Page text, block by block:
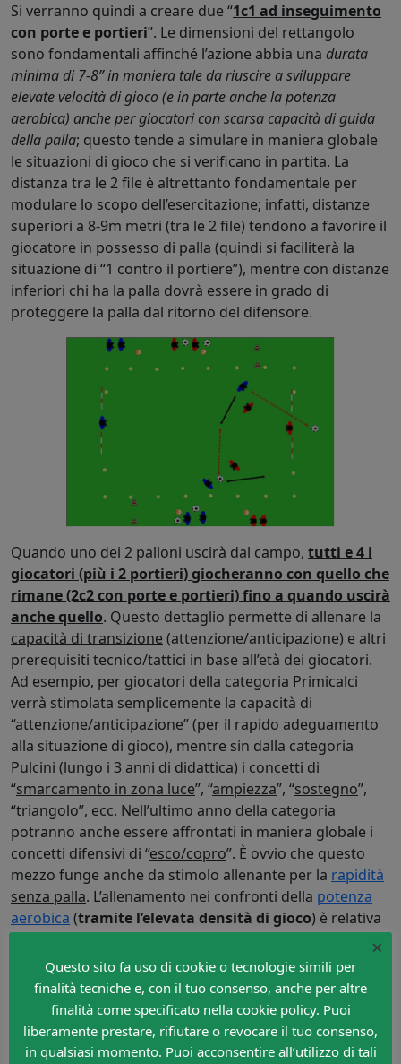
Si verranno quindi a creare due “1c1 ad inseguimento
con porte e portieri”. Le dimensioni del rettangolo
sono fondamentali affinché l’azione abbia una durata
minima di 7-8” in maniera tale da riuscire a sviluppare
elevate velocità di gioco (e in parte anche la potenza
aerobica) anche per giocatori con scarsa capacità di guida
della palla; questo tende a simulare in maniera globale
le situazioni di gioco che si verificano in partita. La
distanza tra le 2 file è altrettanto fondamentale per
modulare lo scopo dell’esercitazione; infatti, distanze
superiori a 8-9m metri (tra le 2 file) tendono a favorire il
giocatore in possesso di palla (quindi si faciliterà la
situazione di “1 contro il portiere”), mentre con distanze
inferiori chi ha la palla dovrà essere in grado di
proteggere la palla dal ritorno del difensore.
Quando uno dei 2 palloni uscirà dal campo, tutti e 4 i
giocatori (più i 2 portieri) giocheranno con quello che
rimane (2c2 con porte e portieri) fino a quando uscirà
anche quello. Questo dettaglio permette di allenare la
capacità di transizione (attenzione/anticipazione) e altri
prerequisiti tecnico/tattici in base all’età dei giocatori.
Ad esempio, per giocatori della categoria Primicalci
verrà stimolata semplicemente la capacità di
“attenzione/anticipazione” (per il rapido adeguamento
alla situazione di gioco), mentre sin dalla categoria
Pulcini (lungo i 3 anni di didattica) i concetti di
“smarcamento in zona luce”, “ampiezza”, “sostegno”,
“triangolo”, ecc. Nell’ultimo anno della categoria
potranno anche essere affrontati in maniera globale i
concetti difensivi di “esco/copro”. È ovvio che questo
mezzo funge anche da stimolo allenante per la rapidità
senza palla. L’allenamento nei confronti della potenza
aerobica (tramite l’elevata densità di gioco) è relativa
giocatori (3 elementi per fila è l’ideale); starà poi alla
sensibilità dell’allenatore concedere qualche piccola
pausa (verbalizzando alcuni spunti emersi dall’attività di
gioco) nel caso in cui veda i giocatori particolarmente
affaticati.
×
Questo sito fa uso di cookie o tecnologie simili per
finalità tecniche e, con il tuo consenso, anche per altre
finalità come specificato nella cookie policy. Puoi
liberamente prestare, rifiutare o revocare il tuo consenso,
in qualsiasi momento. Puoi acconsentire all’utilizzo di tali